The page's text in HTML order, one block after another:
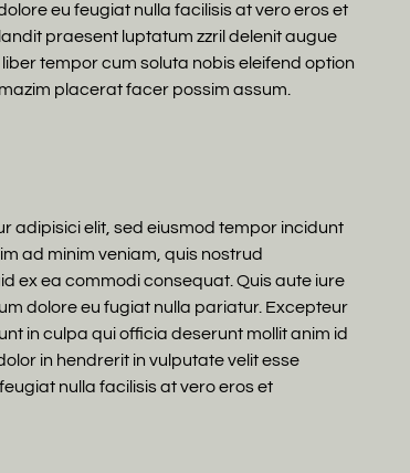
eu feugiat nulla facilisis at vero eros et
praesent luptatum zzril delenit augue
tempor cum soluta nobis eleifend option
placerat facer possim assum.
adipisici elit, sed eiusmod tempor incidunt
ad minim veniam, quis nostrud
ex ea commodi consequat. Quis aute iure
dolore eu fugiat nulla pariatur. Excepteur
in culpa qui officia deserunt mollit anim id
in hendrerit in vulputate velit esse
nulla facilisis at vero eros et